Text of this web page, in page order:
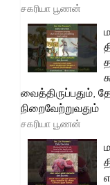
சகரியா பூணன்
வைத்திருப்பதும்,
நிறைவேற்றுவதும்
சகரியா பூணன்